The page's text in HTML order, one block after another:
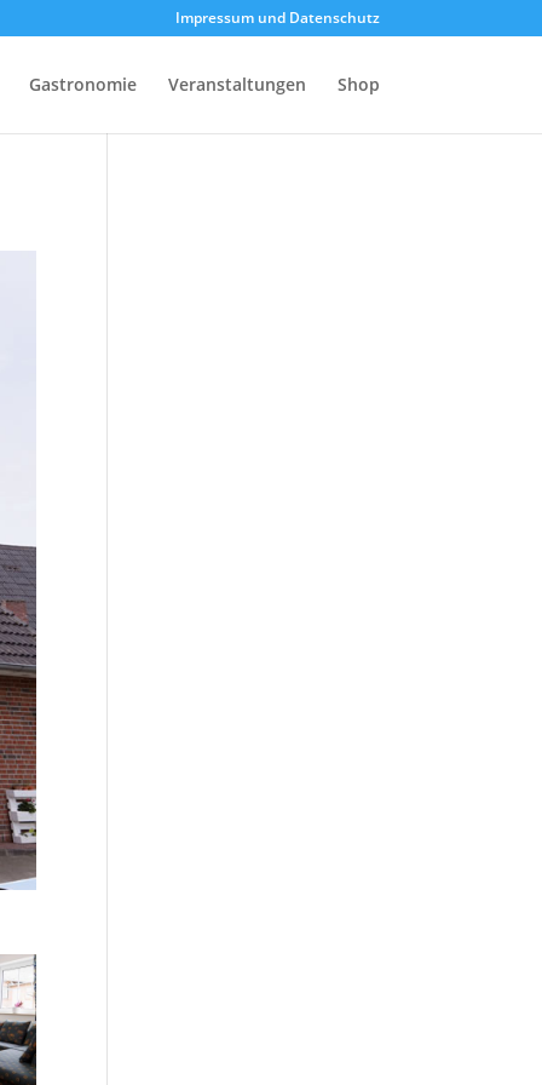
Impressum und Datenschutz
Gastronomie Veranstaltungen Shop